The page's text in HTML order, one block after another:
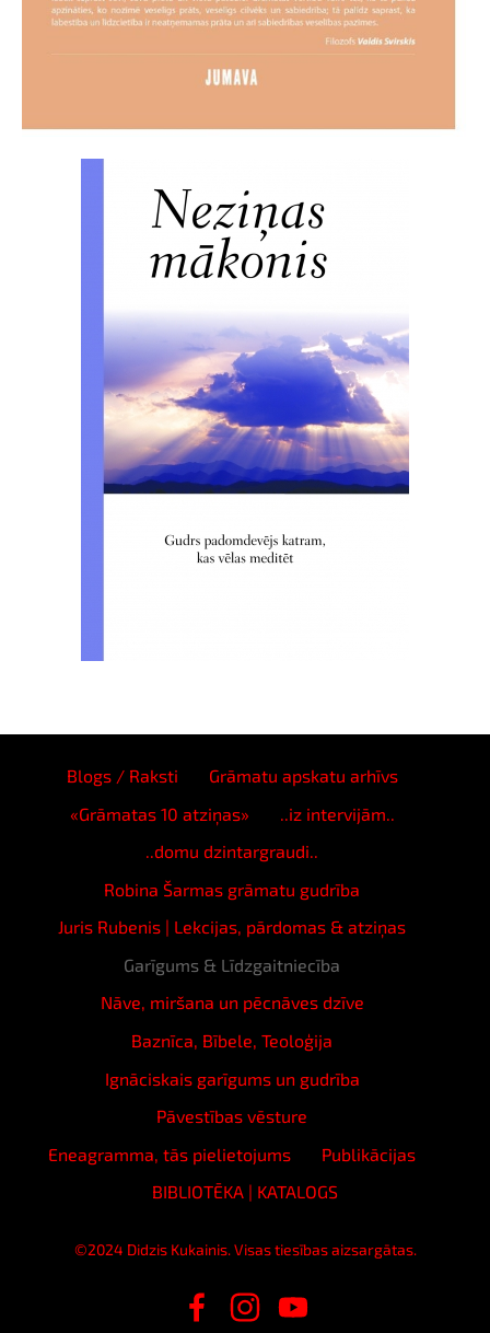
Blogs / Raksti
Grāmatu apskatu arhīvs
«Grāmatas 10 atziņas»
..iz intervijām..
..domu dzintargraudi..
Robina Šarmas grāmatu gudrība
Juris Rubenis | Lekcijas, pārdomas & atziņas
Garīgums & Līdzgaitniecība
Nāve, miršana un pēcnāves dzīve
Baznīca, Bībele, Teoloģija
Ignāciskais garīgums un gudrība
Pāvestības vēsture
Eneagramma, tās pielietojums
Publikācijas
BIBLIOTĒKA | KATALOGS
©2024 Didzis Kukainis. Visas tiesības aizsargātas.